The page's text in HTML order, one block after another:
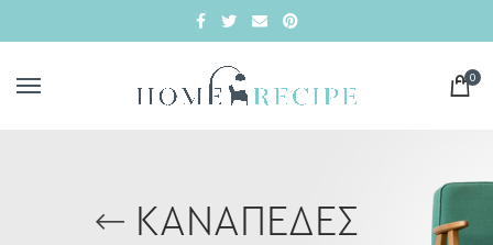
0
ΚΑΝΑΠΕΔΕΣ